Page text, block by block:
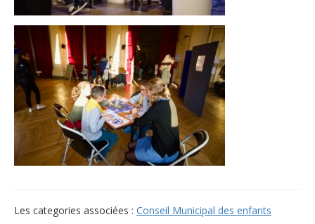
Les categories associées : Conseil Municipal des enfants